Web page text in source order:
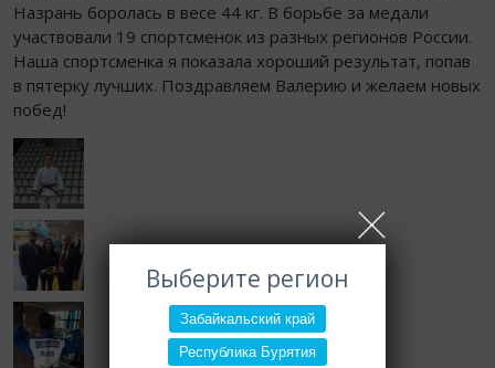
Выберите регион
Забайкальский край
Республика Бурятия
Назрань боролась в весе 44 кг. В борьбе за медали
участвовали 19 спортсменок из разных регионов России.
Наша спортсменка я показала хороший результат, попав
в пятерку лучших. Поздравляем Валерию и желаем новых
побед!